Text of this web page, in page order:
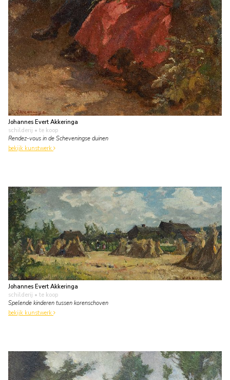
Johannes Evert Akkeringa
schilderij • te koop
Rendez-vous in de Scheveningse duinen
bekijk kunstwerk
Johannes Evert Akkeringa
schilderij • te koop
Spelende kinderen tussen korenschoven
bekijk kunstwerk